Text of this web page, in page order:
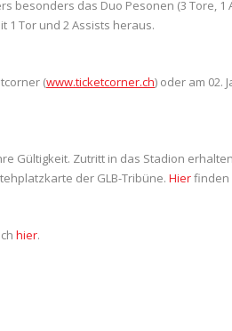
besonders das Duo Pesonen (3 Tore, 1
1 Tor und 2 Assists heraus.
(www.ticketcorner.ch) oder am 02.
Gültigkeit. Zutritt in das Stadion
der GLB-Tribüne. Hierfinden
hier.